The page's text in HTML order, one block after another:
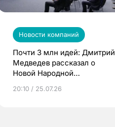
Новости компаний
Почти 3 млн идей: Дмитрий
Медведев рассказал о
Новой Народной
20:10 / 25.07.26